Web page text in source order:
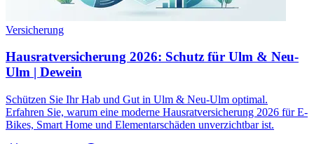
Versicherung
Hausratversicherung 2026: Schutz für Ulm & Neu-
Ulm | Dewein
Schützen Sie Ihr Hab und Gut in Ulm & Neu-Ulm optimal.
Erfahren Sie, warum eine moderne Hausratversicherung 2026 für E-
Bikes, Smart Home und Elementarschäden unverzichtbar ist.